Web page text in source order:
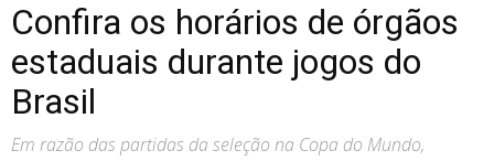
Confira os horários de órgãos
estaduais durante jogos do
Brasil
Em razão das partidas da seleção na Copa do Mundo,